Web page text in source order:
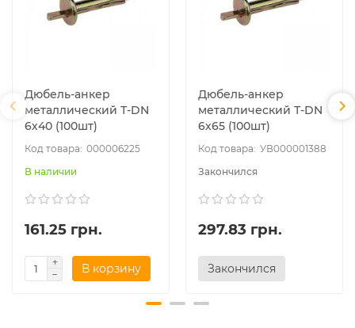
Дюбель-анкер
металлический Т-DN
6х40 (100шт)
000006225
В наличии
161.25 грн.
В корзину
Дюбель-анкер
металлический Т-DN
6х65 (100шт)
УВ000001388
Закончился
297.83 грн.
Закончился